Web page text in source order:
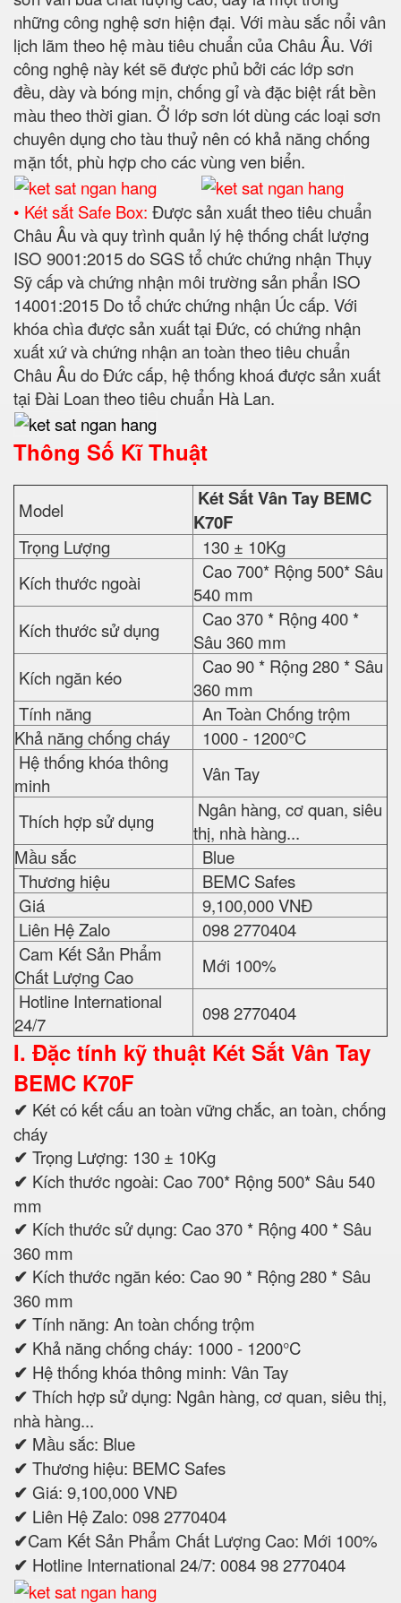
những công nghệ sơn hiện đại. Với màu sắc nổi vân
lịch lãm theo hệ màu tiêu chuẩn của Châu Âu. Với
công nghệ này két sẽ được phủ bởi các lớp sơn
đều, dày và bóng mịn, chống gỉ và đặc biệt rất bền
màu theo thời gian. Ở lớp sơn lót dùng các loại sơn
chuyên dụng cho tàu thuỷ nên có khả năng chống
mặn tốt, phù hợp cho các vùng ven biển.
• Két sắt Safe Box: Được sản xuất theo tiêu chuẩn
Châu Âu và quy trình quản lý hệ thống chất lượng
ISO 9001:2015 do SGS tổ chức chứng nhận Thụy
Sỹ cấp và chứng nhận môi trường sản phẩn ISO
14001:2015 Do tổ chức chứng nhận Úc cấp. Với
khóa chìa được sản xuất tại Đức, có chứng nhận
xuất xứ và chứng nhận an toàn theo tiêu chuẩn
Châu Âu do Đức cấp, hệ thống khoá được sản xuất
tại Đài Loan theo tiêu chuẩn Hà Lan.
Thông Số Kĩ Thuật
Model
Két Sắt Vân Tay BEMC
K70F
Trọng Lượng
130 ± 10Kg
Kích thước ngoài
Cao 700* Rộng 500* Sâu
540 mm
Kích thước sử dụng
Cao 370 * Rộng 400 *
Sâu 360 mm
Kích ngăn kéo
Cao 90 * Rộng 280 * Sâu
360 mm
Tính năng
An Toàn Chống trộm
Khả năng chống cháy
1000 - 1200°C
Hệ thống khóa thông
minh
Vân Tay
Thích hợp sử dụng
Ngân hàng, cơ quan, siêu
thị, nhà hàng...
Mầu sắc
Blue
Thương hiệu
BEMC Safes
Giá
9,100,000 VNĐ
Liên Hệ Zalo
098 2770404
Cam Kết Sản Phẩm
Chất Lượng Cao
Mới 100%
Hotline International
24/7
098 2770404
I. Đặc tính kỹ thuật Két Sắt Vân Tay
BEMC K70F
✔ Két có kết cấu an toàn vững chắc, an toàn, chống
cháy
✔ Trọng Lượng: 130 ± 10Kg
✔ Kích thước ngoài: Cao 700* Rộng 500* Sâu 540
mm
✔ Kích thước sử dụng: Cao 370 * Rộng 400 * Sâu
360 mm
✔ Kích thước ngăn kéo: Cao 90 * Rộng 280 * Sâu
360 mm
✔ Tính năng: An toàn chống trộm
✔ Khả năng chống cháy: 1000 - 1200°C
✔ Hệ thống khóa thông minh: Vân Tay
✔ Thích hợp sử dụng: Ngân hàng, cơ quan, siêu thị,
nhà hàng...
✔ Mầu sắc: Blue
✔ Thương hiệu: BEMC Safes
✔ Giá: 9,100,000 VNĐ
✔ Liên Hệ Zalo: 098 2770404
✔Cam Kết Sản Phẩm Chất Lượng Cao: Mới 100%
✔ Hotline International 24/7: 0084 98 2770404